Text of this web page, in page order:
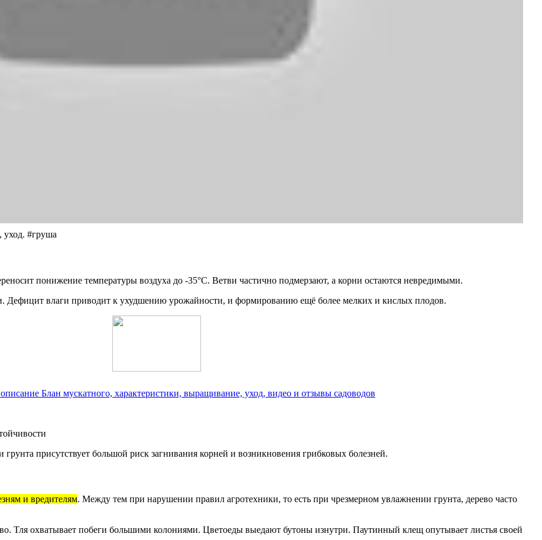
#груша
понижение температуры воздуха до -35°С. Ветви частично подмерзают, а корни остаются невредимыми.
Дефицит влаги приводит к ухудшению урожайности, и формированию ещё более мелких и кислых плодов.
Блан мускатного, характеристики, выращивание, уход, видео и отзывы садоводов
присутствует большой риск загнивания корней и возникновения грибковых болезней.
и вредителям. Между тем при нарушении правил агротехники, то есть при чрезмерном увлажнении грунта, дерево часто
Тля охватывает побеги большими колониями. Цветоеды выедают бутоны изнутри. Паутинный клещ опутывает листья своей